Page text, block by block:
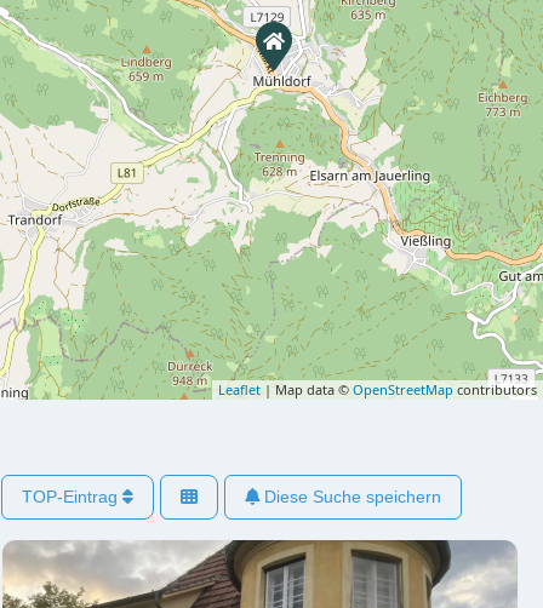
Leaflet | Map data © OpenStreetMap contributors
TOP-Eintrag Diese Suche speichern